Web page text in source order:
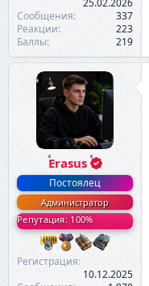
Сообщения
337
Реакции
223
Баллы
219
Erasus
Постоялец
Администратор
Репутация: 100%
Регистрация
10.12.2025